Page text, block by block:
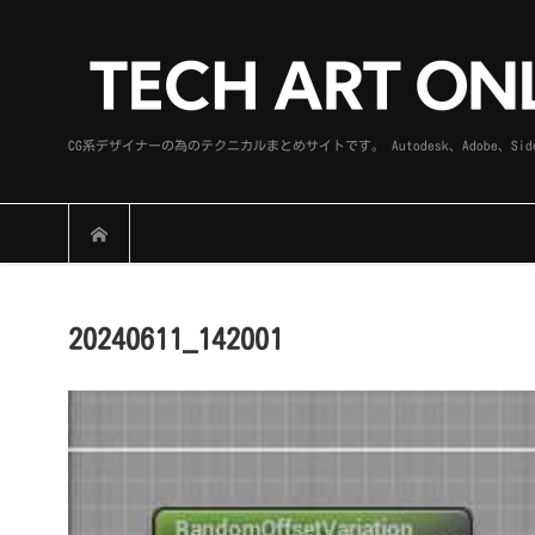
CG系デザイナーの為のテクニカルまとめサイトです。 Autodesk、Adobe、
20240611_142001